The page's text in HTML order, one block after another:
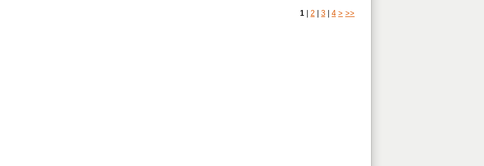
1 2 3 4 > >>